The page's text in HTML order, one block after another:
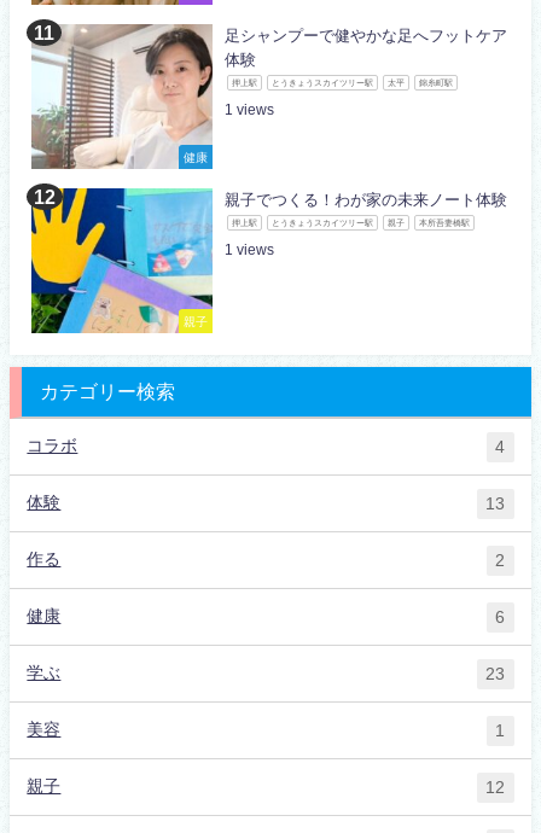
健康
足シャンプーで健やかな足へフットケア
体験
押上駅 とうきょうスカイツリー駅 太平 錦糸町駅
1
親子
親子でつくる！わが家の未来ノート体験
押上駅 とうきょうスカイツリー駅 親子 本所吾妻橋駅
1
カテゴリー検索
コラボ 4
体験 13
作る 2
健康 6
学ぶ 23
美容 1
親子 12